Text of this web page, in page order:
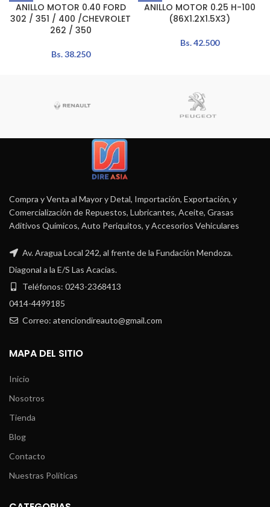
ANILLO MOTOR 0.40 FORD
302 / 351 / 400 /CHEVROLET
262 / 350
Bs.38.250
ANILLO MOTOR 0.25 H-100
(86X1.2X1.5X3)
Bs.42.500
Compra y Venta al Mayor y Detal, Importación, Exportación, y
Comercialización de Repuestos, Lubricantes, Aceite, Grasas
Aditivos Químicos, Auto Periquitos, y Accesorios Vehiculares
Av. Aragua Local 242, al frente de la Fundación Mendoza.
Diagonal a la E/S Las Acacias.
Teléfonos: 0243-2368413
0414-4499185
Correo: atenciondireauto@gmail.com
MAPA DEL SITIO
Inicio
Nosotros
Tienda
Blog
Contacto
Nuestras Políticas